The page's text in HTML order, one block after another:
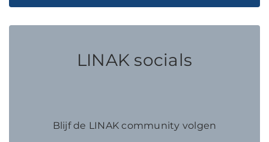
LINAK socials
Blijf de LINAK community volgen